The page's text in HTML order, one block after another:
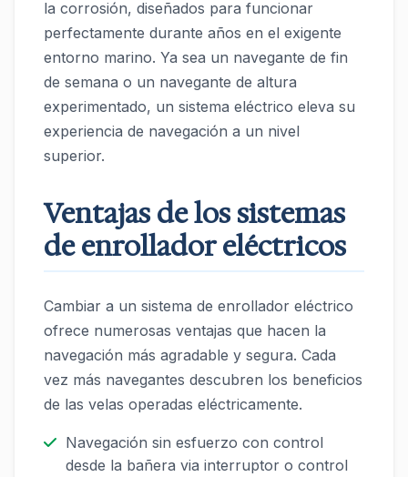
la corrosión, diseñados para funcionar
perfectamente durante años en el exigente
entorno marino. Ya sea un navegante de fin
de semana o un navegante de altura
experimentado, un sistema eléctrico eleva su
experiencia de navegación a un nivel
superior.
Ventajas de los sistemas
de enrollador eléctricos
Cambiar a un sistema de enrollador eléctrico
ofrece numerosas ventajas que hacen la
navegación más agradable y segura. Cada
vez más navegantes descubren los beneficios
de las velas operadas eléctricamente.
Navegación sin esfuerzo con control
desde la bañera via interruptor o control